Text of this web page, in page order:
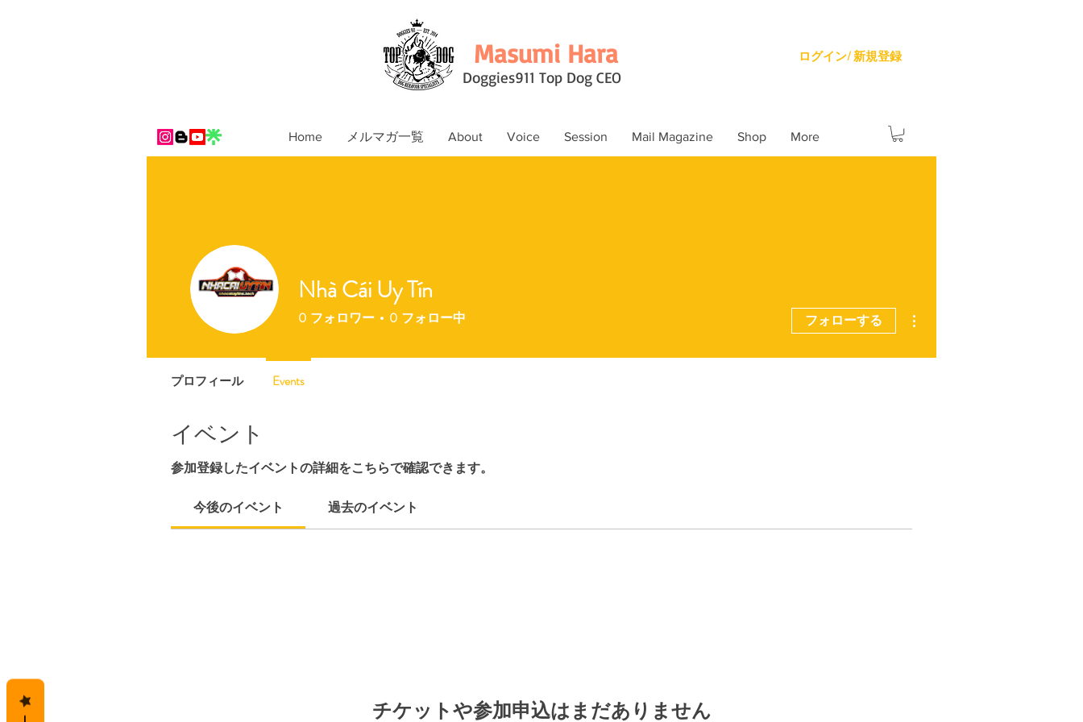
Masumi Hara
Doggies911 Top Dog CEO
ログイン/ 新規登録
Home メルマガ一覧 About Voice Session Mail Magazine Shop More
イベント
参加登録したイベントの詳細をこちらで確認できます。
今後のイベント 過去のイベント
チケットや参加申込はまだありません
Nhà Cái Uy Tín
0 フォロワー 0 フォロー中 フォローする
プロフィール Events